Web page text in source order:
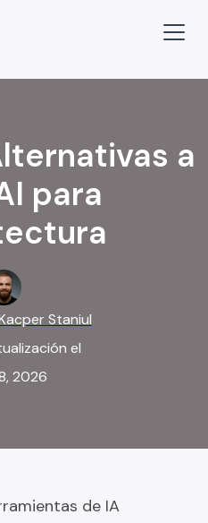
a
para
Staniul
el
2026
de IA